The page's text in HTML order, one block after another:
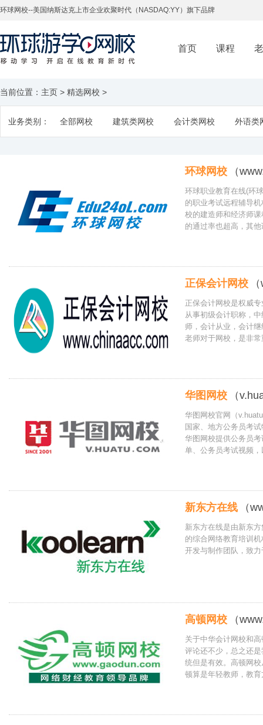
环球网校--美国纳斯达克上市企业欢聚时代（NASDAQ:YY）旗下品牌
首页 课程
当前位置： 主页 > 精选网校 >
业务类别： 全部网校 建筑类网校 会计类网校 外语类
环球网校 （
环球职业教育在线(环
的职业考试远程辅导
校的建造师和经济师
的通过率也超高，其
正保会计网校
正保会计网校是权威
从事初级会计职称，
师，会计从业，会计
老师对于网校，是非
华图网校 （
华图网校官网（
国家、地方公务员考
华图网校提供公务员
单、公务员考试视频
新东方在线 （
新东方在线是由新东
的综合网络教育培训
开发与制作团队，致
高顿网校 （
关于中华会计网校和
评论还不少，总之还
统但是有效。高顿网
顿算是年轻教师，教